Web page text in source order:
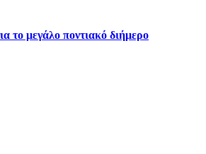
το μεγάλο ποντιακό διήμερο